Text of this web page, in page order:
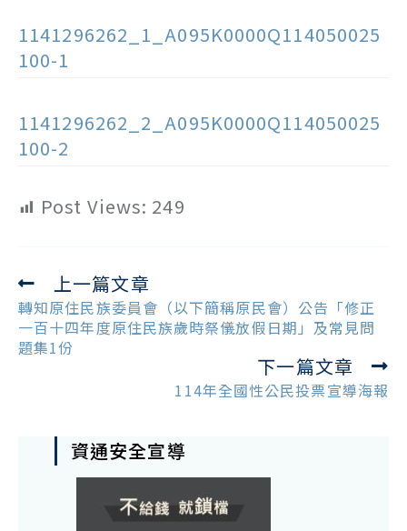
1141296262_1_A095K0000Q114050025
100-1
1141296262_2_A095K0000Q114050025
100-2
Post Views: 249
Read
more
articles
上一篇文章
轉知原住民族委員會（以下簡稱原民會）公告「修正
一百十四年度原住民族歲時祭儀放假日期」及常見問
題集1份
下一篇文章
114年全國性公民投票宣導海報
資通安全宣導